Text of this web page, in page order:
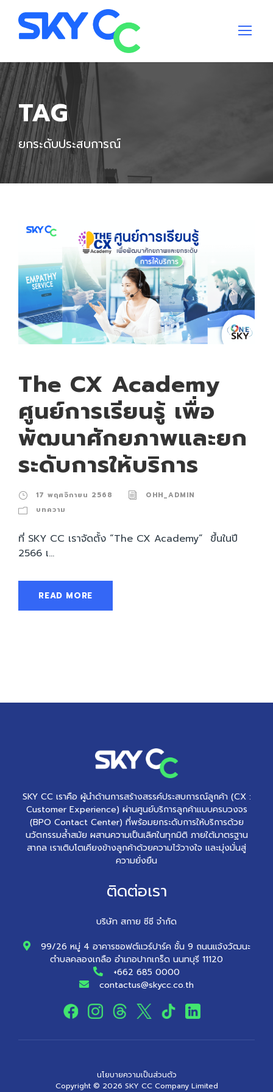
TAG
ยกระดับประสบการณ์
The CX Academy
ศูนย์การเรียนรู้ เพื่อ
พัฒนาศักยภาพและยก
ระดับการให้บริการ
17 พฤศจิกายน 2568
OHH_ADMIN
บทความ
ที่ SKY CC เราจัดตั้ง “The CX Academy” ขึ้นในปี
2566 เ...
READ MORE
SKY CC เราคือ ผู้นำด้านการสร้างสรรค์ประสบการณ์ลูกค้า (CX :
Customer Experience) ผ่านศูนย์บริการลูกค้าแบบครบวงจร
(BPO Contact Center) ที่พร้อมยกระดับการให้บริการด้วย
นวัตกรรมล้ำสมัย ผสานความเป็นเลิศในทุกมิติ ภายใต้มาตรฐาน
สากล เราเติบโตเคียงข้างลูกค้าด้วยความไว้วางใจ และมุ่งมั่นสู่
ความยั่งยืน
ติดต่อเรา
บริษัท สกาย ซีซี จำกัด
99/26 หมู่ 4 อาคารซอฟต์แวร์ปาร์ค ชั้น 9 ถนนแจ้งวัฒนะ
ตำบลคลองเกลือ อำเภอปากเกร็ด นนทบุรี 11120
+662 685 0000
contactus@skycc.co.th
นโยบายความเป็นส่วนตัว
Copyright © 2026 SKY CC Company Limited